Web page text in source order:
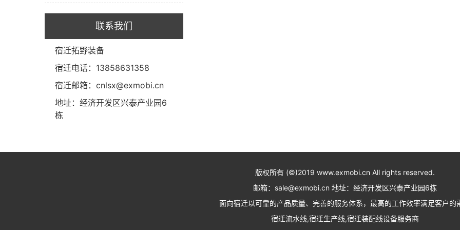
联系我们
宿迁拓野装备
宿迁电话：13858631358
宿迁邮箱：cnlsx@exmobi.cn
地址：经济开发区兴泰产业园6
栋
版权所有 (©)2019 www.exmobi.cn All rights reserved.
邮箱：sale@exmobi.cn 地址：经济开发区兴泰产业园6栋
面向宿迁以可靠的产品质量、完善的服务体系，最高的工作效率满足客户的
宿迁流水线,宿迁生产线,宿迁装配线设备服务商